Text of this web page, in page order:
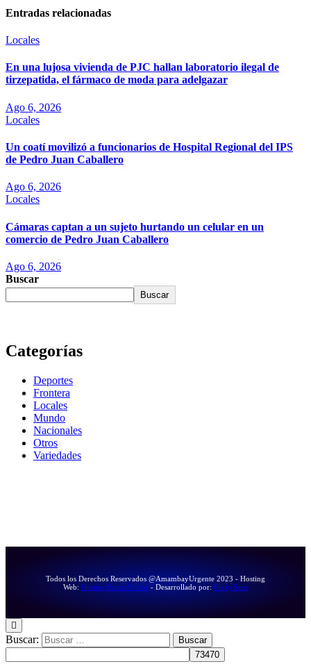
Entradas relacionadas
Locales
En una lujosa vivienda de PJC hallan laboratorio ilegal de
tirzepatida, el fármaco de moda para adelgazar
Ago 6, 2026
Locales
Un coatí movilizó a funcionarios de Hospital Regional del IPS
de Pedro Juan Caballero
Ago 6, 2026
Locales
Cámaras captan a un sujeto hurtando un celular en un
comercio de Pedro Juan Caballero
Ago 6, 2026
Buscar
Buscar
Categorías
Deportes
Frontera
Locales
Mundo
Nacionales
Otros
Variedades
Todos los Derechos Reservados @AmambayUrgente 2023 - Hosting
Web: HostingBaratoOnline- Desarrollado por: RikkySanz
Buscar: